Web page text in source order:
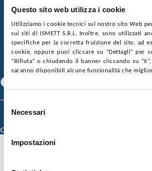
Questo sito web utilizza i cookie
Utilizziamo i cookie tecnici sul nostro sito Web
sui siti di ISMETT S.R.L. Inoltre, sono utilizzati
specifiche per la corretta fruizione del sito, ad
cookie, oppure puoi cliccare su “Dettagli” per
“Rifiuta” o chiudendo il banner cliccando su
saranno disponibili alcune funzionalità che
Selezione
del
consenso
Necessari
Impostazioni
GARE E CONTRATTIPRIVACY
SOSTIENICI MAPPA DEL SITO
CONTATTI
SEGUICI SU
© 2026 ISMETT (Istituto Mediterraneo per i
Credits